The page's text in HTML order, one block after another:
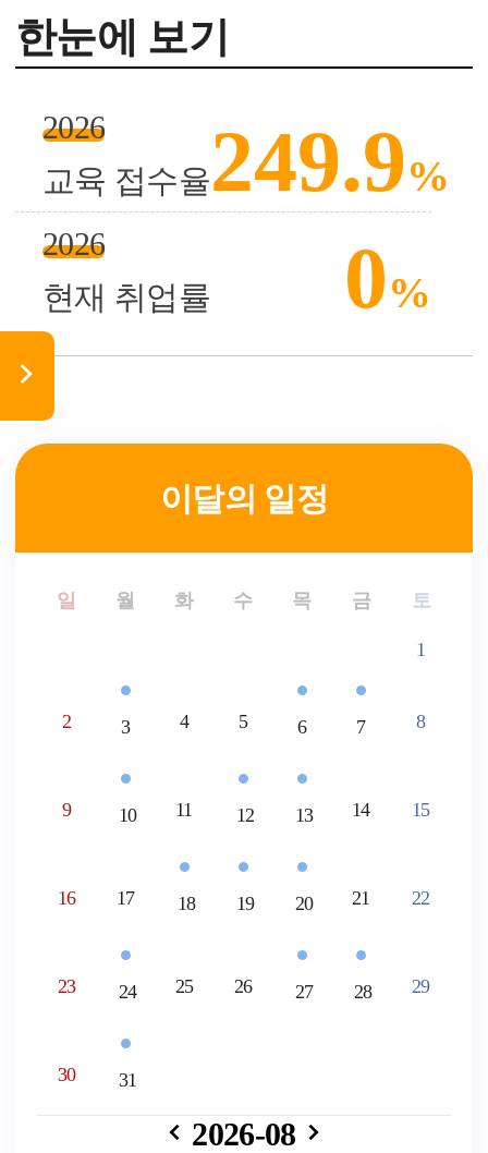
한눈에 보기
2026
교육 접수율249.9%
2026
현재 취업률
0%
이달의 일정
2026-08
일 월 화 수 목 금 토
1
2 3 4 5 6 7 8
9 10 11 12 13 14 15
16 17 18 19 20 21 22
23 24 25 26 27 28 29
30 31